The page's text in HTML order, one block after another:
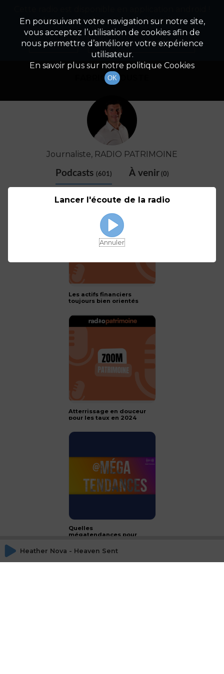
Détail De L'animateur
FABRICE COUSTE
Journaliste, RADIO PATRIMOINE
Podcasts (601) À venir(0)
Les actifs financiers
toujours bien orientés
Atterrissage en douceur
pour les taux en 2024
Quelles
mégatendances pour
Heather Nova - Heaven Sent
En poursuivant votre navigation sur notre site,
vous acceptez l’utilisation de cookies afin de
nous permettre d’améliorer votre expérience
utilisateur.
En savoir plus sur notre politique Cookies
OK
Appuyez ci-dessous pour l'installer.
Non merci Télécharger l'application
Lancer l'écoute de la radio
Annuler